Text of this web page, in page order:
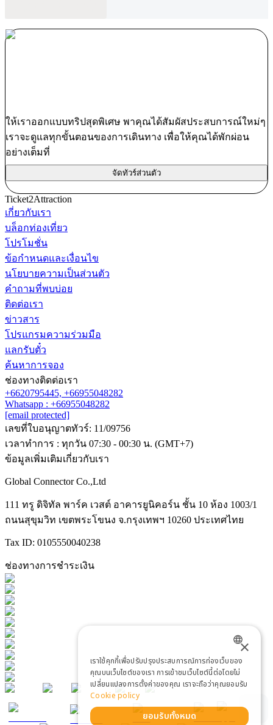
ให้เราออกแบบทริปสุดพิเศษ พาคุณได้สัมผัสประสบการณ์ใหม่ๆ
เราจะดูแลทุกขั้นตอนของการเดินทาง เพื่อให้คุณได้พักผ่อน
อย่างเต็มที่
จัดทัวร์ส่วนตัว
Ticket2Attraction
เกี่ยวกับเรา
บล็อกท่องเที่ยว
โปรโมชั่น
ข้อกำหนดและเงื่อนไข
นโยบายความเป็นส่วนตัว
คำถามที่พบบ่อย
ติดต่อเรา
ข่าวสาร
โปรแกรมความร่วมมือ
แลกรับตั๋ว
ค้นหาการจอง
ช่องทางติดต่อเรา
+6620795445, +66955048282
Whatsapp : +66955048282
[email protected]
เลขที่ใบอนุญาตทัวร์: 11/09756
เวลาทำการ : ทุกวัน 07:30 - 00:30 น. (GMT+7)
ข้อมูลเพิ่มเติมเกี่ยวกับเรา
Global Connector Co.,Ltd
111 ทรู ดิจิทัล พาร์ค เวสต์ อาคารยูนิคอร์น ชั้น 10 ห้อง 1003/1
ถนนสุขุมวิท เขตพระโขนง จ.กรุงเทพฯ 10260 ประเทศไทย
Tax ID: 0105550040238
ช่องทางการชำระเงิน
ENGLISH
THAI
×
เราใช้คุกกี้เพื่อปรับปรุงประสบการณ์การท่องเว็บของ
คุณบนเว็บไซต์ของเรา การเข้าชมเว็บไซต์นี้ต่อโดยไม่
เปลี่ยนแปลงการตั้งค่าของคุณ เราจะถือว่าคุณยอมรับ
Cookie policy
ยอมรับทั้งหมด